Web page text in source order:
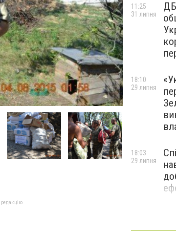
11:25
31 липня
18:10
29 липня
18:03
29 липня